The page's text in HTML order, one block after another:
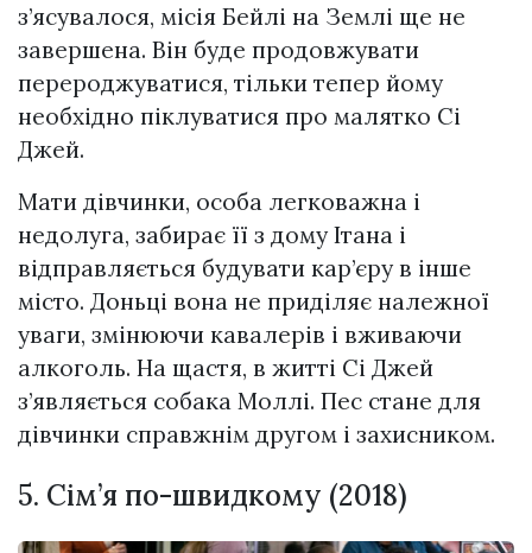
з’ясувалося, місія Бейлі на Землі ще не
завершена. Він буде продовжувати
перероджуватися, тільки тепер йому
необхідно піклуватися про малятко Сі
Джей.
Мати дівчинки, особа легковажна і
недолуга, забирає її з дому Ітана і
відправляється будувати кар’єру в інше
місто. Доньці вона не приділяє належної
уваги, змінюючи кавалерів і вживаючи
алкоголь. На щастя, в житті Сі Джей
з’являється собака Моллі. Пес стане для
дівчинки справжнім другом і захисником.
5. Сім’я по-швидкому (2018)